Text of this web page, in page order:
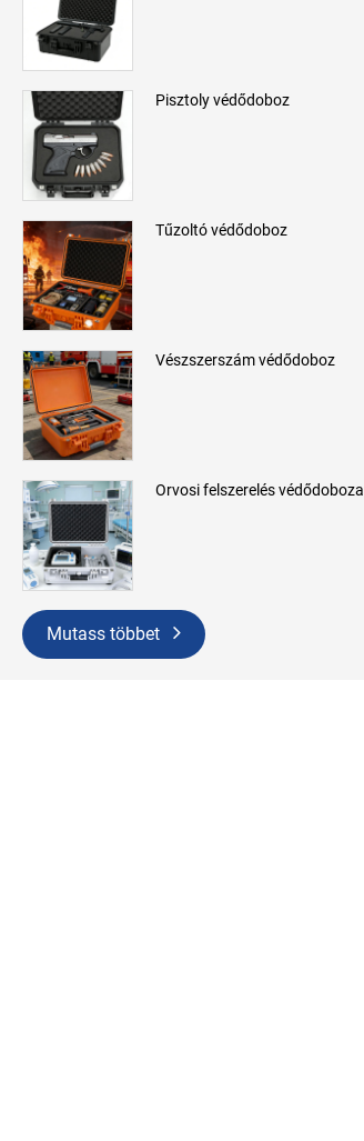
Pisztoly védődoboz
Tűzoltó védődoboz
Vészszerszám védődoboz
Orvosi felszerelés védődoboza
Mutass többet